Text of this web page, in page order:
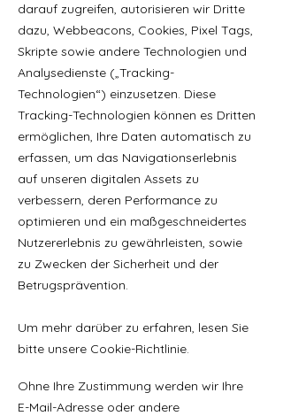
darauf zugreifen, autorisieren wir Dritte
dazu, Webbeacons, Cookies, Pixel Tags,
Skripte sowie andere Technologien und
Analysedienste („Tracking-
Technologien“) einzusetzen. Diese
Tracking-Technologien können es Dritten
ermöglichen, Ihre Daten automatisch zu
erfassen, um das Navigationserlebnis
auf unseren digitalen Assets zu
verbessern, deren Performance zu
optimieren und ein maßgeschneidertes
Nutzererlebnis zu gewährleisten, sowie
zu Zwecken der Sicherheit und der
Betrugsprävention.
Um mehr darüber zu erfahren, lesen Sie
bitte unsere Cookie-Richtlinie.
Ohne Ihre Zustimmung werden wir Ihre
E-Mail-Adresse oder andere